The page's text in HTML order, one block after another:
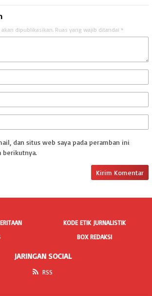
dipublikasikan. Ruas yang wajib ditandai *
dan situs web saya pada peramban ini
berikutnya.
KODE ETIK JURNALISTIK
BOX REDAKSI
JARINGAN SOCIAL
RSS